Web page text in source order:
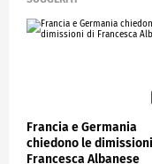
Nazioni Unite sui
Francia e Germania
chiedono le
Francesca Albanese